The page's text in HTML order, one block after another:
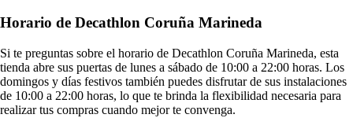
Horario de Decathlon Coruña Marineda
Si te preguntas sobre el horario de Decathlon Coruña Marineda, esta
tienda abre sus puertas de lunes a sábado de 10:00 a 22:00 horas. Los
domingos y días festivos también puedes disfrutar de sus instalaciones
de 10:00 a 22:00 horas, lo que te brinda la flexibilidad necesaria para
realizar tus compras cuando mejor te convenga.